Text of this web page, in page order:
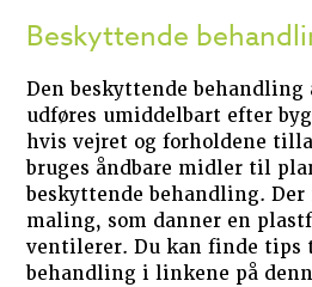
Beskyttende
Den beskyttende
udføres umiddelbart efter
hvis vejret og forholdene
bruges åndbare midler til
beskyttende behandling. Der
maling, som danner en
ventilerer. Du kan finde tips
behandling i linkene på